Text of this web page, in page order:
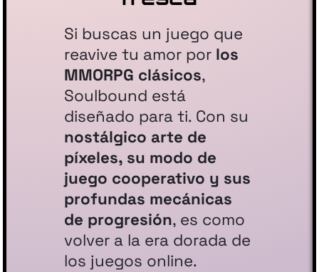
Si buscas un juego que
reavive tu amor por los
MMORPG clásicos,
Soulbound está
diseñado para ti. Con su
nostálgico arte de
píxeles, su modo de
juego cooperativo y sus
profundas mecánicas
de progresión, es como
volver a la era dorada de
los juegos online.